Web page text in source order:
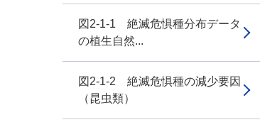
図2-1-1 絶滅危惧種分布データ
の植生自然...
図2-1-2 絶滅危惧種の減少要因
（昆虫類）